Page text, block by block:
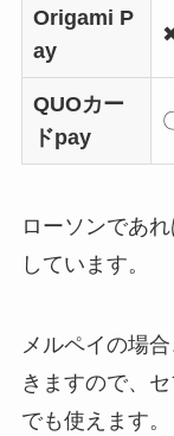
Origami P
ay
QUOカー
ドpay
ローソンであ
しています。
メルペイの場
きますので、
でも使えます。